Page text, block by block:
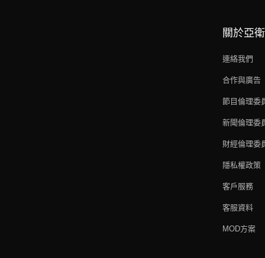
關於亞衛
連絡我們
合作與廣告
節目倫理委
新聞倫理委
財經倫理委
隱私權政策
客戶服務
客服資料
MOD方案